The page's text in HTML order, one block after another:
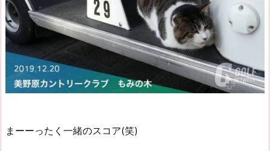
まーーったく一緒のスコア(笑)